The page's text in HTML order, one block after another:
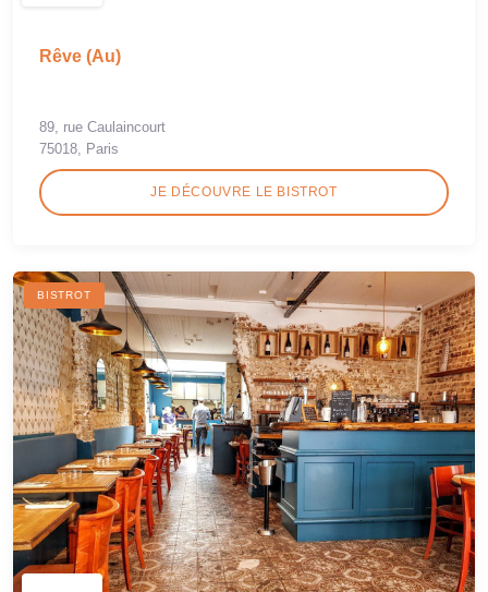
Rêve (Au)
89, rue Caulaincourt
75018, Paris
JE DÉCOUVRE LE BISTROT
BISTROT